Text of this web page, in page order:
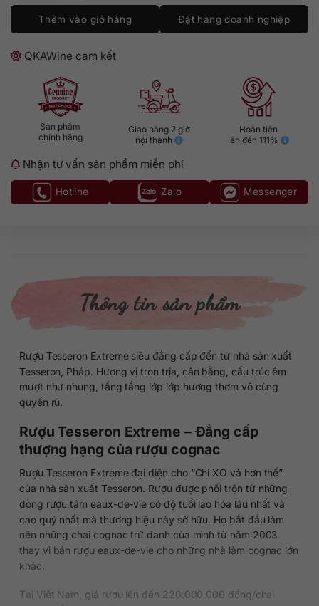
Thêm vào giỏ hàng Đặt hàng doanh nghiệp
QKAWine cam kết
Sản phẩm
chính hãng
Giao hàng 2 giờ
nội thành
Hoàn tiền
lên đến 111%
Nhận tư vấn sản phẩm miễn phí
Hotline Zalo Messenger
Thông tin sản phẩm
Rượu Tesseron Extreme siêu đẳng cấp đến từ nhà sản xuất
Tesseron, Pháp. Hương vị tròn trịa, cân bằng, cấu trúc êm
mượt như nhung, tầng tầng lớp lớp hương thơm vô cùng
quyến rũ.
Rượu Tesseron Extreme – Đẳng cấp
thượng hạng của rượu cognac
Rượu Tesseron Extreme đại diện cho “Chỉ XO và hơn thế”
của nhà sản xuất Tesseron. Rượu được phối trộn từ những
dòng rượu tâm eaux-de-vie có độ tuổi lão hóa lâu nhất và
cao quý nhất mà thương hiệu này sở hữu. Họ bắt đầu làm
nên những chai cognac trứ danh của mình từ năm 2003
thay vì bán rượu eaux-de-vie cho những nhà làm cognac lớn
khác.
Tại Việt Nam, giá rượu lên đến 220.000.000 đồng/chai